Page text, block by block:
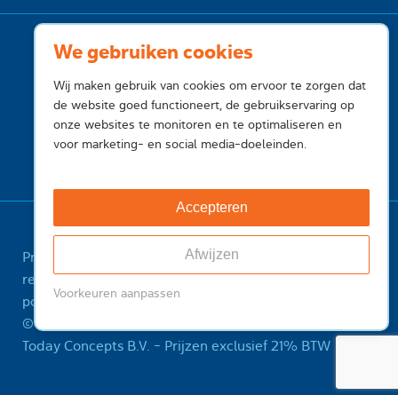
We gebruiken cookies
Wij maken gebruik van cookies om ervoor te zorgen dat
de website goed functioneert, de gebruikservaring op
onze websites te monitoren en te optimaliseren en
voor marketing- en social media-doeleinden.
Accepteren
Afwijzen
Voorkeuren aanpassen
Privacy Voorwaarden
registry
Feedback Sitemap
ICANN Registrant
policy
Misbruik melden
© 2001-2026 InternetToday, is een handelsnaam van
Today Concepts B.V. - Prijzen exclusief 21% BTW